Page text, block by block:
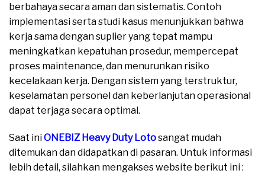
berbahaya secara aman dan sistematis. Contoh
implementasi serta studi kasus menunjukkan bahwa
kerja sama dengan suplier yang tepat mampu
meningkatkan kepatuhan prosedur, mempercepat
proses maintenance, dan menurunkan risiko
kecelakaan kerja. Dengan sistem yang terstruktur,
keselamatan personel dan keberlanjutan operasional
dapat terjaga secara optimal.
Saat iniONEBIZ Heavy Duty Lotosangat mudah
ditemukan dan didapatkan di pasaran. Untuk informasi
lebih detail, silahkan mengakses website berikut ini :